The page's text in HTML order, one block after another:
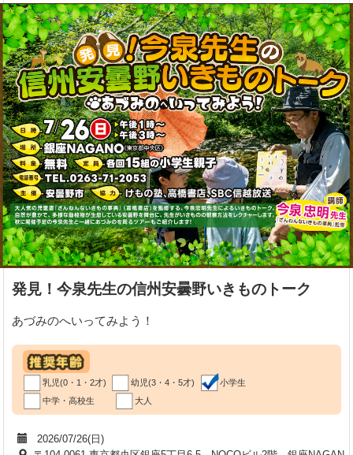
発見！今泉先生の信州安曇野いきものトーク
あづみのへいってみよう！
乳児(0・1・2才) 幼児(3・4・5才)
小学生
中学・高校生
大人
2026/07/26(日)